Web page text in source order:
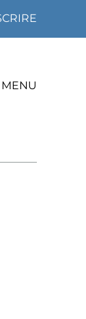
MENU